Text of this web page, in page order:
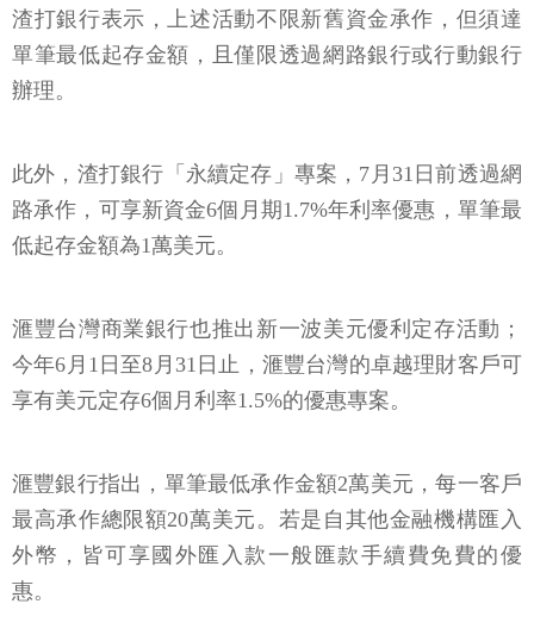
渣打銀行表示，上述活動不限新舊資金承作，但須達
單筆最低起存金額，且僅限透過網路銀行或行動銀行
辦理。
此外，渣打銀行「永續定存」專案，7月31日前透過網
路承作，可享新資金6個月期1.7%年利率優惠，單筆最
低起存金額為1萬美元。
滙豐台灣商業銀行也推出新一波美元優利定存活動；
今年6月1日至8月31日止，滙豐台灣的卓越理財客戶可
享有美元定存6個月利率1.5%的優惠專案。
滙豐銀行指出，單筆最低承作金額2萬美元，每一客戶
最高承作總限額20萬美元。若是自其他金融機構匯入
外幣，皆可享國外匯入款一般匯款手續費免費的優
惠。